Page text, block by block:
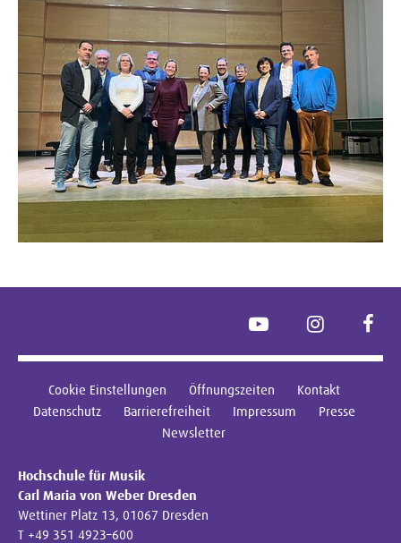
YouTube Instagram
Cookie Einstellungen Öffnungszeiten
Kontakt
Datenschutz
Barrierefreiheit Impressum
Presse
Newsletter
Hochschule für Musik
Carl Maria von Weber Dresden
Wettiner Platz 13, 01067 Dresden
T +49 351 4923–600